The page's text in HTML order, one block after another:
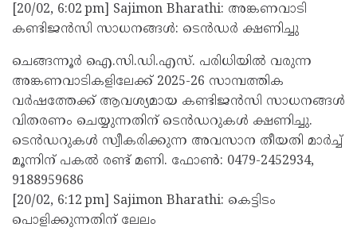
[20/02, 6:02 pm] Sajimon Bharathi: അങ്കണവാടി
കണ്ടിജന്‍സി സാധനങ്ങള്‍: ടെന്‍ഡര്‍ ക്ഷണിച്ചു
ചെങ്ങന്നൂര്‍ ഐ.സി.ഡി.എസ്. പരിധിയില്‍ വരുന്ന
അങ്കണവാടികളിലേക്ക് 2025-26 സാമ്പത്തിക
വര്‍ഷത്തേക്ക് ആവശ്യമായ കണ്ടിജന്‍സി സാധനങ്ങള്‍
വിതരണം ചെയ്യുന്നതിന് ടെന്‍ഡറുകള്‍ ക്ഷണിച്ചു.
ടെന്‍ഡറുകള്‍ സ്വീകരിക്കുന്ന അവസാന തീയതി മാര്‍ച്ച്
മൂന്നിന് പകല്‍ രണ്ട് മണി. ഫോണ്‍: 0479-2452934,
9188959686
[20/02, 6:12 pm] Sajimon Bharathi: കെട്ടിടം
പൊളിക്കുന്നതിന് ലേലം